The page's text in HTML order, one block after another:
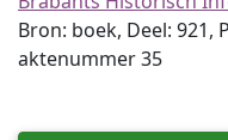
Bron: boek, Deel: 921,
aktenummer 35